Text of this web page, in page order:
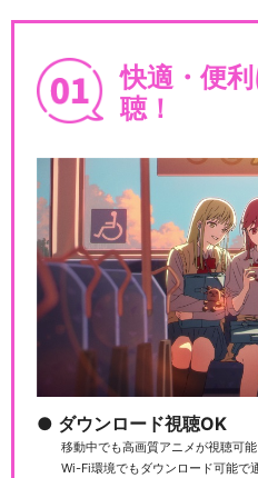
快適・便
聴！
ダウンロード視聴OK
移動中でも高画質アニメが視聴可能
Wi-Fi環境でもダウンロード可能で